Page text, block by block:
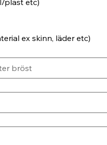
ex skinn, läder etc)